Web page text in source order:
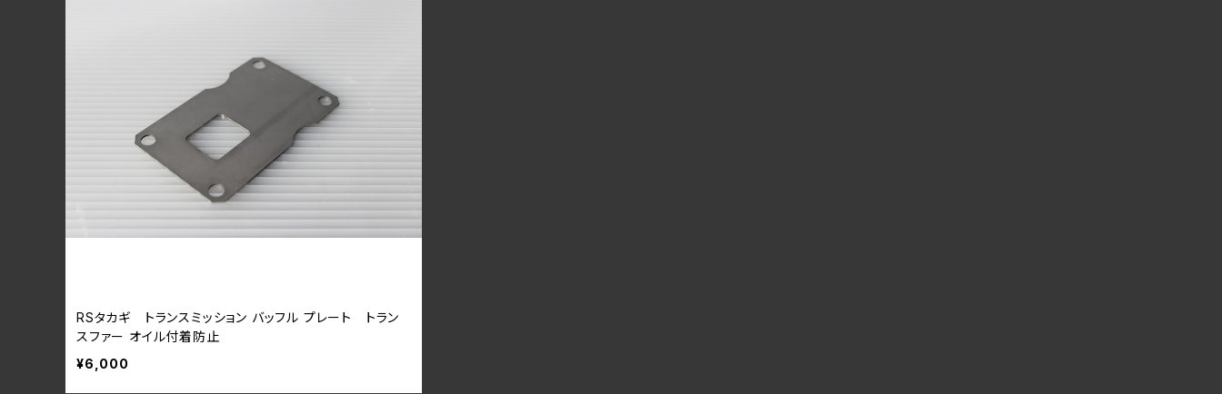
RSタカギ トランスミッション バッフル プレート トラン
スファー オイル付着防止
¥6,000